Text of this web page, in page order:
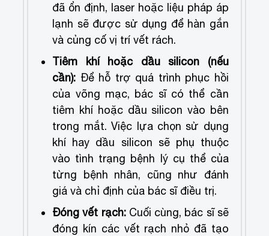
đã ổn định, laser hoặc liệu pháp áp
lạnh sẽ được sử dụng để hàn gắn
và củng cố vị trí vết rách.
Tiêm khí hoặc dầu silicon (nếu
cần): Để hỗ trợ quá trình phục hồi
của võng mạc, bác sĩ có thể cần
tiêm khí hoặc dầu silicon vào bên
trong mắt. Việc lựa chọn sử dụng
khí hay dầu silicon sẽ phụ thuộc
vào tình trạng bệnh lý cụ thể của
từng bệnh nhân, cũng như đánh
giá và chỉ định của bác sĩ điều trị.
Đóng vết rạch: Cuối cùng, bác sĩ sẽ
đóng kín các vết rạch nhỏ đã tạo